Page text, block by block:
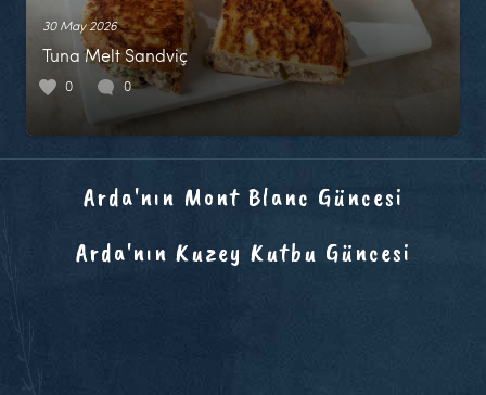
30 May 2026
Tuna Melt Sandviç
0 0
Arda'nın Mont Blanc Güncesi
Arda'nın Kuzey Kutbu Güncesi